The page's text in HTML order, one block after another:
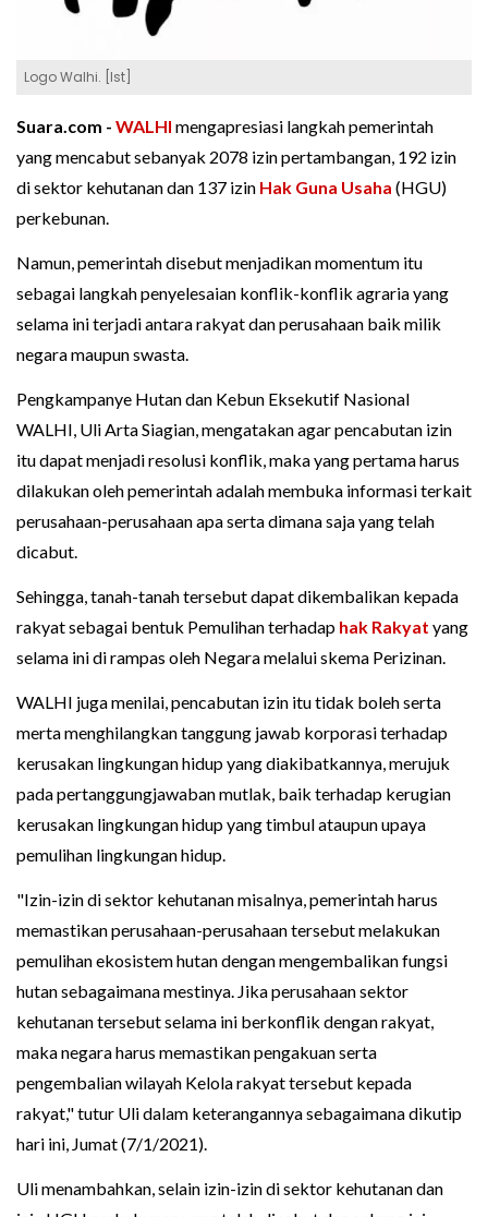
Logo Walhi. [Ist]
Suara.com - WALHI mengapresiasi langkah pemerintah
yang mencabut sebanyak 2078 izin pertambangan, 192 izin
di sektor kehutanan dan 137 izin Hak Guna Usaha (HGU)
perkebunan.
Namun, pemerintah disebut menjadikan momentum itu
sebagai langkah penyelesaian konflik-konflik agraria yang
selama ini terjadi antara rakyat dan perusahaan baik milik
negara maupun swasta.
Pengkampanye Hutan dan Kebun Eksekutif Nasional
WALHI, Uli Arta Siagian, mengatakan agar pencabutan izin
itu dapat menjadi resolusi konflik, maka yang pertama harus
dilakukan oleh pemerintah adalah membuka informasi terkait
perusahaan-perusahaan apa serta dimana saja yang telah
dicabut.
Sehingga, tanah-tanah tersebut dapat dikembalikan kepada
rakyat sebagai bentuk Pemulihan terhadap hak Rakyat yang
selama ini di rampas oleh Negara melalui skema Perizinan.
WALHI juga menilai, pencabutan izin itu tidak boleh serta
merta menghilangkan tanggung jawab korporasi terhadap
kerusakan lingkungan hidup yang diakibatkannya, merujuk
pada pertanggungjawaban mutlak, baik terhadap kerugian
kerusakan lingkungan hidup yang timbul ataupun upaya
pemulihan lingkungan hidup.
"Izin-izin di sektor kehutanan misalnya, pemerintah harus
memastikan perusahaan-perusahaan tersebut melakukan
pemulihan ekosistem hutan dengan mengembalikan fungsi
hutan sebagaimana mestinya. Jika perusahaan sektor
kehutanan tersebut selama ini berkonflik dengan rakyat,
maka negara harus memastikan pengakuan serta
pengembalian wilayah Kelola rakyat tersebut kepada
rakyat," tutur Uli dalam keterangannya sebagaimana dikutip
hari ini, Jumat (7/1/2021).
Uli menambahkan, selain izin-izin di sektor kehutanan dan